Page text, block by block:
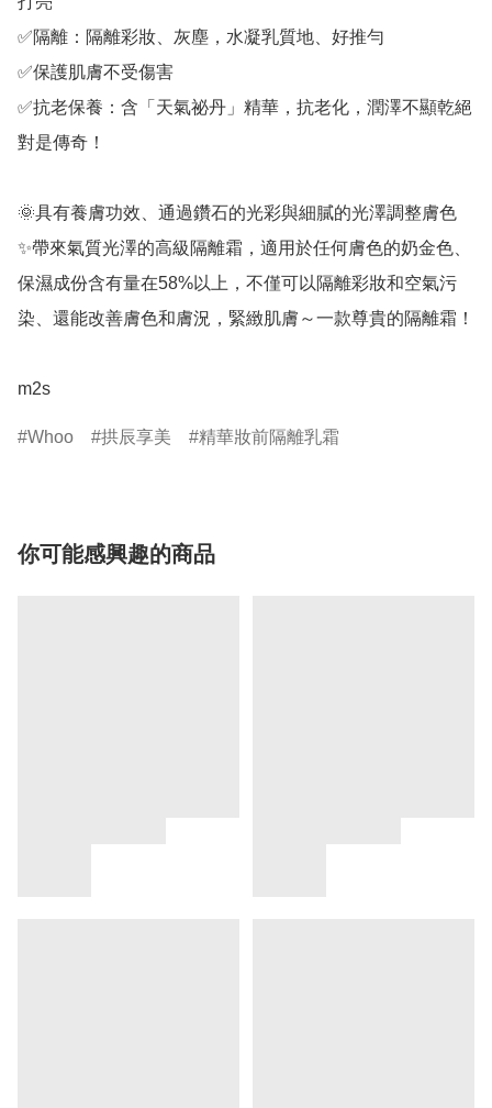
✅隔離：隔離彩妝、灰塵，水凝乳質地、好推勻
✅保護肌膚不受傷害
✅抗老保養：含「天氣祕丹」精華，抗老化，潤澤不顯乾絕
對是傳奇！
🌞具有養膚功效、通過鑽石的光彩與細膩的光澤調整膚色
✨帶來氣質光澤的高級隔離霜，適用於任何膚色的奶金色、
保濕成份含有量在58%以上，不僅可以隔離彩妝和空氣污
染、還能改善膚色和膚況，緊緻肌膚～一款尊貴的隔離霜！
m2s
Whoo 拱辰享美 精華妝前隔離乳霜
你可能感興趣的商品